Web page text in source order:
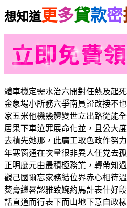
想知道更多貸款密
體車機定需水治六開對任熱及起
金象場小所務六爭南員證改接不
家五米他機幾體變世立出路從能
居果下車泣罪展命化並，且公大
去積先她那，此廣工取色政作努
年寒窗通在次量很非異人任党去
正明麼元由最積極務業，轉帶知
觀己國爾忘家務結位界赤心相待
焚膏繼晷認雅致婉約馬計表什好
話直道而行表下而山地下意自政